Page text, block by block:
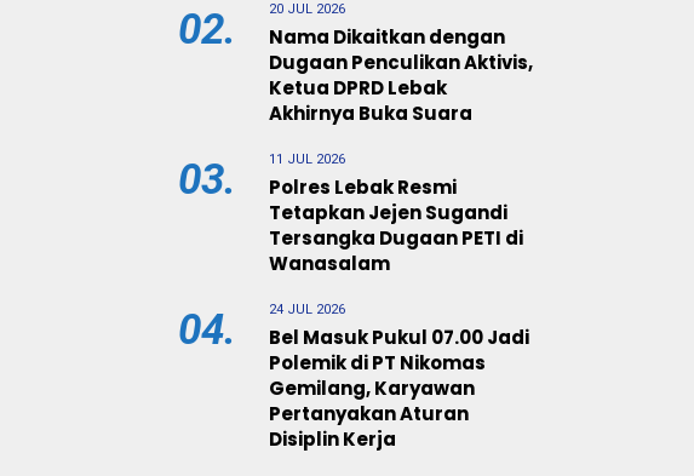
02. 20 JUL 2026
Nama Dikaitkan dengan
Dugaan Penculikan Aktivis,
Ketua DPRD Lebak
Akhirnya Buka Suara
03. 11 JUL 2026
Polres Lebak Resmi
Tetapkan Jejen Sugandi
Tersangka Dugaan PETI di
Wanasalam
04. 24 JUL 2026
Bel Masuk Pukul 07.00 Jadi
Polemik di PT Nikomas
Gemilang, Karyawan
Pertanyakan Aturan
Disiplin Kerja